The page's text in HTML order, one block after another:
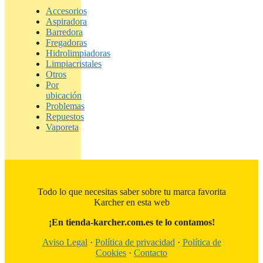
Accesorios
Aspiradora
Barredora
Fregadoras
Hidrolimpiadoras
Limpiacristales
Otros
Por
ubicación
Problemas
Repuestos
Vaporeta
Todo lo que necesitas saber sobre tu marca favorita
Karcher en esta web
¡En tienda-karcher.com.es te lo contamos!
Aviso Legal · Política de privacidad · Política de
Cookies · Contacto